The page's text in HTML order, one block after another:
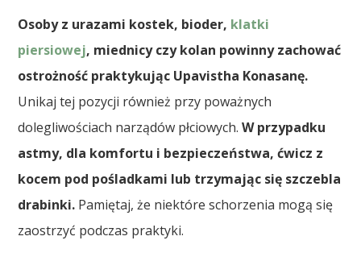
Osoby z urazami kostek, bioder, klatki
piersiowej, miednicy czy kolan powinny zachować
ostrożność praktykując Upavistha Konasanę.
Unikaj tej pozycji również przy poważnych
dolegliwościach narządów płciowych.W przypadku
astmy, dla komfortu i bezpieczeństwa, ćwicz z
kocem pod pośladkami lub trzymając się szczebla
drabinki. Pamiętaj, że niektóre schorzenia mogą się
zaostrzyć podczas praktyki.